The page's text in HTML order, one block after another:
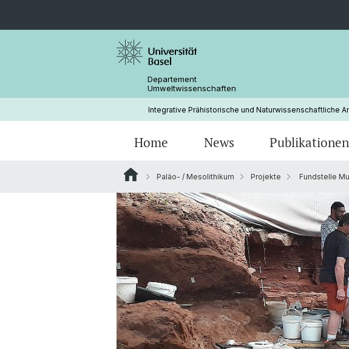
Departement
Umweltwissenschaften
Integrative Prähistorische und Naturwissenschaftliche
Home News Publikationen
Paläo- / Mesolithikum Projekte Fundstelle